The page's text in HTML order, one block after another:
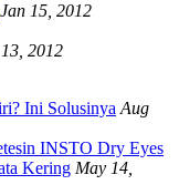
Jan 15, 2012
2012
Ini Solusinya Aug
Kering May 14,